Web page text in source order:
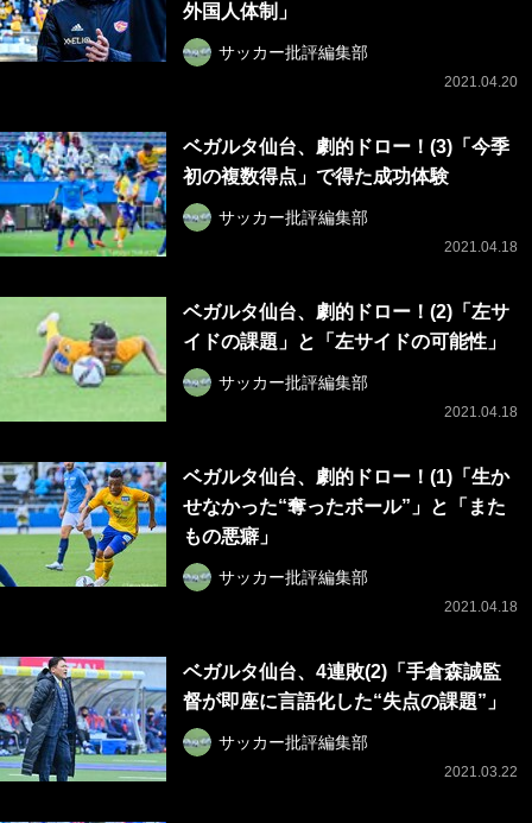
外国人体制」
サッカー批評編集部
2021.04.20
ベガルタ仙台、劇的ドロー！(3)「今季
初の複数得点」で得た成功体験
サッカー批評編集部
2021.04.18
ベガルタ仙台、劇的ドロー！(2)「左サ
イドの課題」と「左サイドの可能性」
サッカー批評編集部
2021.04.18
ベガルタ仙台、劇的ドロー！(1)「生か
せなかった“奪ったボール”」と「また
もの悪癖」
サッカー批評編集部
2021.04.18
ベガルタ仙台、4連敗(2)「手倉森誠監
督が即座に言語化した“失点の課題”」
サッカー批評編集部
2021.03.22